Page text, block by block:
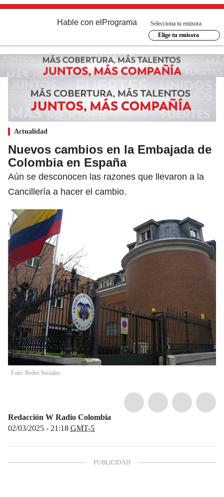
Hable con el Programa
Selecciona tu emisora
Elige tu emisora
Actualidad
Nuevos cambios en la Embajada de
Colombia en España
Aún se desconocen las razones que llevaron a la
Cancillería a hacer el cambio.
Foto: Redes Sociales
Redacción W Radio Colombia
02/03/2025 - 21:18 GMT-5